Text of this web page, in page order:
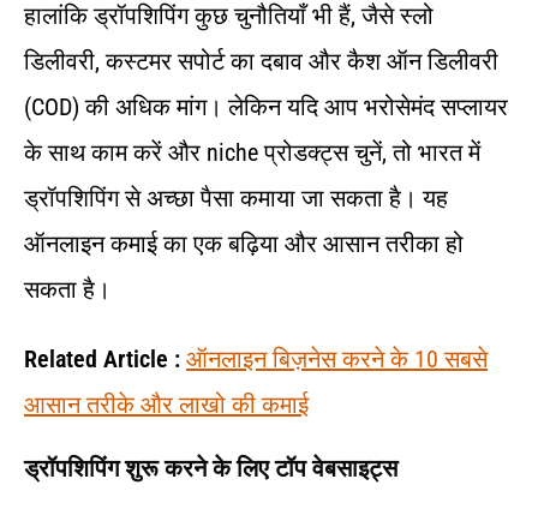
हालांकि ड्रॉपशिपिंग कुछ चुनौतियाँ भी हैं, जैसे स्लो
डिलीवरी, कस्टमर सपोर्ट का दबाव और कैश ऑन डिलीवरी
(COD) की अधिक मांग। लेकिन यदि आप भरोसेमंद सप्लायर
के साथ काम करें और niche प्रोडक्ट्स चुनें, तो भारत में
ड्रॉपशिपिंग से अच्छा पैसा कमाया जा सकता है। यह
ऑनलाइन कमाई का एक बढ़िया और आसान तरीका हो
सकता है।
Related Article : ऑनलाइन बिज़नेस करने के 10 सबसे
आसान तरीके और लाखो की कमाई
ड्रॉपशिपिंग शुरू करने के लिए टॉप वेबसाइट्स